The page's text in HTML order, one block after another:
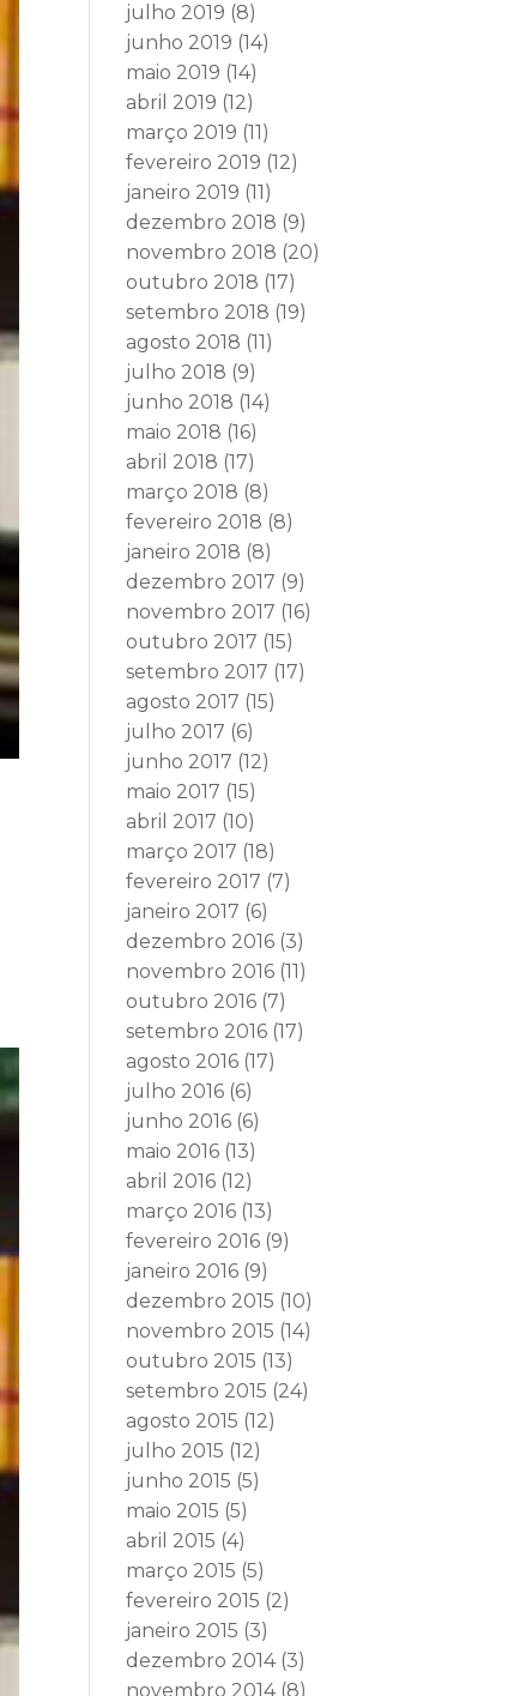
julho 2019 (8)
junho 2019 (14)
maio 2019 (14)
abril 2019 (12)
março 2019 (11)
fevereiro 2019 (12)
janeiro 2019 (11)
dezembro 2018 (9)
novembro 2018 (20)
outubro 2018 (17)
setembro 2018 (19)
agosto 2018 (11)
julho 2018 (9)
junho 2018 (14)
maio 2018 (16)
abril 2018 (17)
março 2018 (8)
fevereiro 2018 (8)
janeiro 2018 (8)
dezembro 2017 (9)
novembro 2017 (16)
outubro 2017 (15)
setembro 2017 (17)
agosto 2017 (15)
julho 2017 (6)
junho 2017 (12)
maio 2017 (15)
abril 2017 (10)
março 2017 (18)
fevereiro 2017 (7)
janeiro 2017 (6)
dezembro 2016 (3)
novembro 2016 (11)
outubro 2016 (7)
setembro 2016 (17)
agosto 2016 (17)
julho 2016 (6)
junho 2016 (6)
maio 2016 (13)
abril 2016 (12)
março 2016 (13)
fevereiro 2016 (9)
janeiro 2016 (9)
dezembro 2015 (10)
novembro 2015 (14)
outubro 2015 (13)
setembro 2015 (24)
agosto 2015 (12)
julho 2015 (12)
junho 2015 (5)
maio 2015 (5)
abril 2015 (4)
março 2015 (5)
fevereiro 2015 (2)
janeiro 2015 (3)
dezembro 2014(3)
novembro 2014(8)